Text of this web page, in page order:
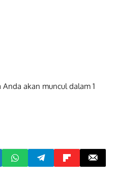
akan muncul dalam 0